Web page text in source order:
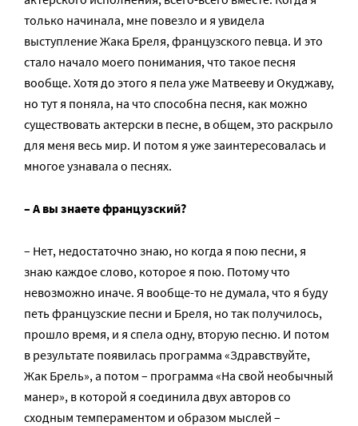
только начинала, мне повезло и я увидела
выступление Жака Бреля, французского певца. И это
стало начало моего понимания, что такое песня
вообще. Хотя до этого я пела уже Матвееву и Окуджаву,
но тут я поняла, на что способна песня, как можно
существовать актерски в песне, в общем, это раскрыло
для меня весь мир. И потом я уже заинтересовалась и
многое узнавала о песнях.
– А вы знаете французский?
– Нет, недостаточно знаю, но когда я пою песни, я
знаю каждое слово, которое я пою. Потому что
невозможно иначе. Я вообще-то не думала, что я буду
петь французские песни и Бреля, но так получилось,
прошло время, и я спела одну, вторую песню. И потом
в результате появилась программа «Здравствуйте,
Жак Брель», а потом – программа «На свой необычный
манер», в которой я соединила двух авторов со
сходным темпераментом и образом мыслей –